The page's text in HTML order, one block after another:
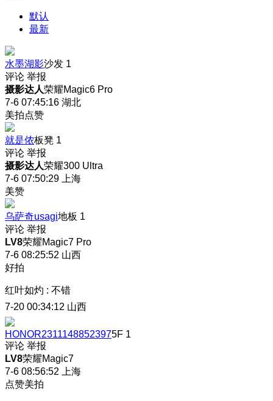
默认
最新
水墨湖影沙发 1
评论 举报
摄影达人荣耀Magic6 Pro
7-6 07:45:16 湖北
美拍点赞
就是侬板凳 1
评论 举报
摄影达人荣耀300 Ultra
7-6 07:50:29
上海
美赞
乌萨奇usagi地板 1
评论 举报
LV8荣耀Magic7 Pro
7-6 08:25:52 山西
好拍
红叶如灼 : 不错
7-20 00:34:12 山西
HONOR23111488523975F 1
评论 举报
LV8荣耀Magic7
7-6 08:56:52
上海
点赞美拍